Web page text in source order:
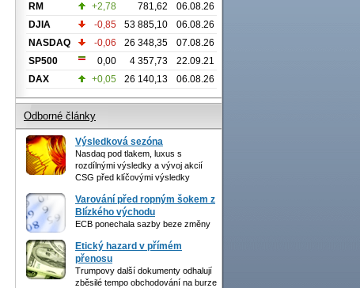
RM
+2,78 781,62
06.08.26
DJIA
-0,85 53 885,10
06.08.26
NASDAQ
-0,06 26 348,35
07.08.26
SP500
0,00 4 357,73
22.09.21
DAX
+0,05 26 140,13 06.08.26
Odborné články
Výsledková sezóna
Nasdaq pod tlakem, luxus s
rozdílnými výsledky a vývoj akcií
CSG před klíčovými výsledky
Varování před ropným šokem z
Blízkého východu
ECB ponechala sazby beze změny
Etický hazard v přímém
přenosu
Trumpovy další dokumenty odhalují
zběsilé tempo obchodování na burze